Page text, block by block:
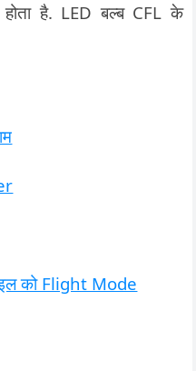
है. LED बल्ब CFL के
को Flight Mode